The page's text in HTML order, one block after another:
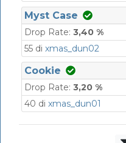
Myst Case
Drop Rate: 3,40 %
55 di xmas_dun02
Cookie
Drop Rate: 3,20 %
40 di xmas_dun01